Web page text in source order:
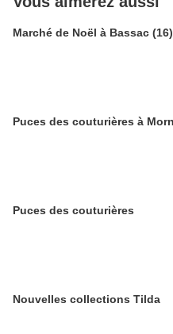
Marché de Noël à Bassac (16)
Puces des couturières à
Puces des couturières
Nouvelles collections Tilda